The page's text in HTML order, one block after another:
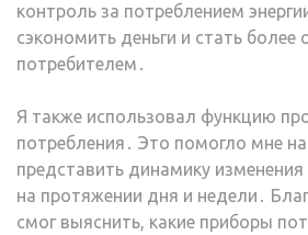
контроль за потреблением
сэкономить деньги и стать более
потребителем․
Я также использовал функцию
потребления․ Это помогло мне
представить динамику изменения
на протяжении дня и недели․
смог выяснить, какие приборы